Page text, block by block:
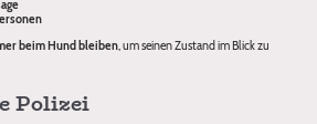
beim Hund bleiben, um seinen Zustand im Blick zu
Polizei